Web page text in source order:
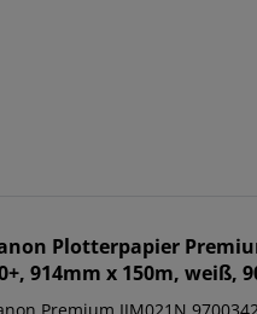
Plotterpapier
914mm x 150m, weiß,
Premium IJM021N